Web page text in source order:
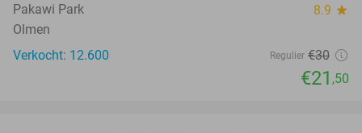
Pakawi Park 8.9 star
Olmen
Verkocht: 12.600
Regulier €30
€21 ,50